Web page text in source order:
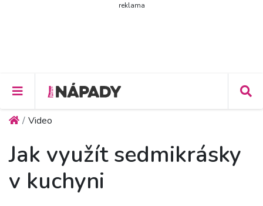
reklama
Video
Jak využít sedmikrásky
v kuchyni